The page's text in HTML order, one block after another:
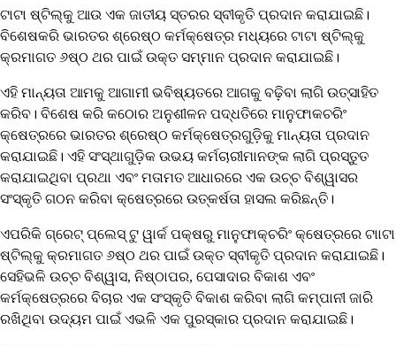
ଟାଟା ଷ୍ଟିଲ୍‌କୁ ଆଉ ଏକ ଜାତୀୟ ସ୍ତରର ସ୍ବୀକୃତି ପ୍ରଦାନ କରାଯାଇଛି।
ବିଶେଷକରି ଭାରତର ଶ୍ରେଷ୍ଠ କର୍ମକ୍ଷେତ୍ର ମଧ୍ୟରେ ଟାଟା ଷ୍ଟିଲ୍‌କୁ
କ୍ରମାଗତ ୬ଷ୍ଠ ଥର ପାଇଁ ଉକ୍ତ ସମ୍ମାନ ପ୍ରଦାନ କରାଯାଇଛି।
ଏହି ମାନ୍ୟତା ଆମକୁ ଆଗାମୀ ଭବିଷ୍ୟତରେ ଆଗକୁ ବଢ଼ିବା ଲାଗି ଉତ୍ସାହିତ
କରିବ। ବିଶେଷ କରି କଠୋର ଅନୁଶୀଳନ ପଦ୍ଧତିରେ ମାନୁଫାକଚରିଂ
କ୍ଷେତ୍ରରେ ଭାରତର ଶ୍ରେଷ୍ଠ କର୍ମକ୍ଷେତ୍ରଗୁଡ଼ିକୁ ମାନ୍ୟତା ପ୍ରଦାନ
କରାଯାଇଛି। ଏହି ସଂସ୍ଥାଗୁଡ଼ିକ ଉଭୟ କର୍ମଚାରୀମାନଙ୍କ ଲାଗି ପ୍ରସ୍ତୁତ
କରାଯାଇଥିବା ପ୍ରଥା ଏବଂ ମତାମତ ଆଧାରରେ ଏକ ଉଚ୍ଚ ବିଶ୍ୱାସର
ସଂସ୍କୃତି ଗଠନ କରିବା କ୍ଷେତ୍ରରେ ଉତ୍କର୍ଷତା ହାସଲ କରିଛନ୍ତି।
ଏପରିକି ଗ୍ରେଟ୍‌ ପ୍ଲେସ୍‌ ଟୁ ୱାର୍କ ପକ୍ଷରୁ ମାନୁଫାକ୍ଚରିଂ କ୍ଷେତ୍ରରେ ଟାାଟା
ଷ୍ଟିଲ୍‌କୁ କ୍ରମାଗତ ୬ଷ୍ଠ ଥର ପାଇଁ ଉକ୍ତ ସ୍ବୀକୃତି ପ୍ରଦାନ କରାଯାଇଛି।
ସେହିଭଳି ଉଚ୍ଚ ବିଶ୍ୱାସ, ନିଷ୍ଠାପର, ପେସାଦାର ବିକାଶ ଏବଂ
କର୍ମକ୍ଷେତ୍ରରେ ବିଚାର ଏକ ସଂସ୍କୃତି ବିକାଶ କରିବା ଲାଗି କମ୍ପାନୀ ଜାରି
ରଖିଥିବା ଉଦ୍ୟମ ପାଇଁ ଏଭଳି ଏକ ପୁରସ୍କାର ପ୍ରଦାନ କରାଯାଇଛି।